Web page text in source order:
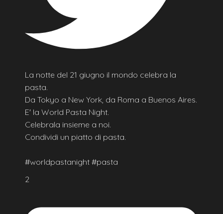
La notte del 21 giugno il mondo celebra la
pasta.
Da Tokyo a New York, da Roma a Buenos Aires.
E' la World Pasta Night.
Celebrala insieme a noi.
Condividi un piatto di pasta.
#worldpastanight #pasta
2